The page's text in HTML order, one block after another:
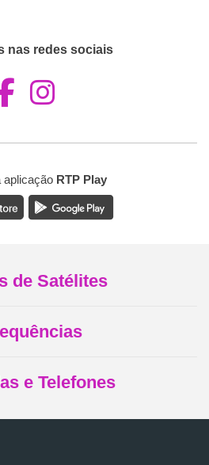
nas redes sociais
Aceder ao
Aceder ao
aplicação RTP Play
de Satélites
e Telefones